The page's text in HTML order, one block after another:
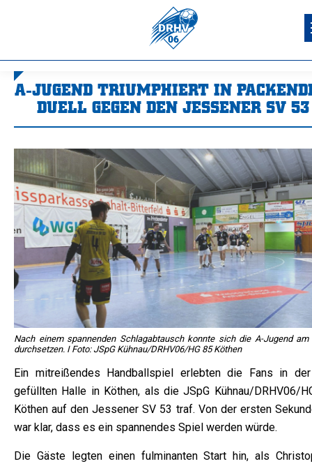
A-JUGEND TRIUMPHIERT IN
DUELL GEGEN DEN JESSENER SV 53
Nach einem spannenden Schlagabtausch konnte sich die A-Jugend am
durchsetzen. I Foto: JSpG Kühnau/DRHV06/HG 85 Köthen
Ein mitreißendes Handballspiel erlebten die Fans in
gefüllten Halle in Köthen, als die JSpG Kühnau/DRHV06/
Köthen auf den Jessener SV 53 traf. Von der ersten
war klar, dass es ein spannendes Spiel werden würde.
Die Gäste legten einen fulminanten Start hin, als